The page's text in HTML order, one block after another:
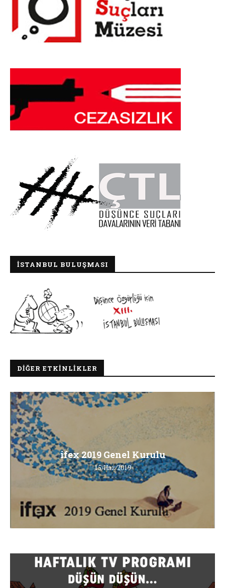
İSTANBUL BULUŞMASI
DIĞER ETKINLIKLER
ifex 2019 Genel Kurulu
15/Haz/2019